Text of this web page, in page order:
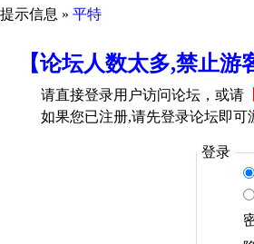
提示信息 » 平特
【论坛人数太多,禁止
请直接登录用户访问论坛，或请
如果您已注册,请先登录论坛即可
登录